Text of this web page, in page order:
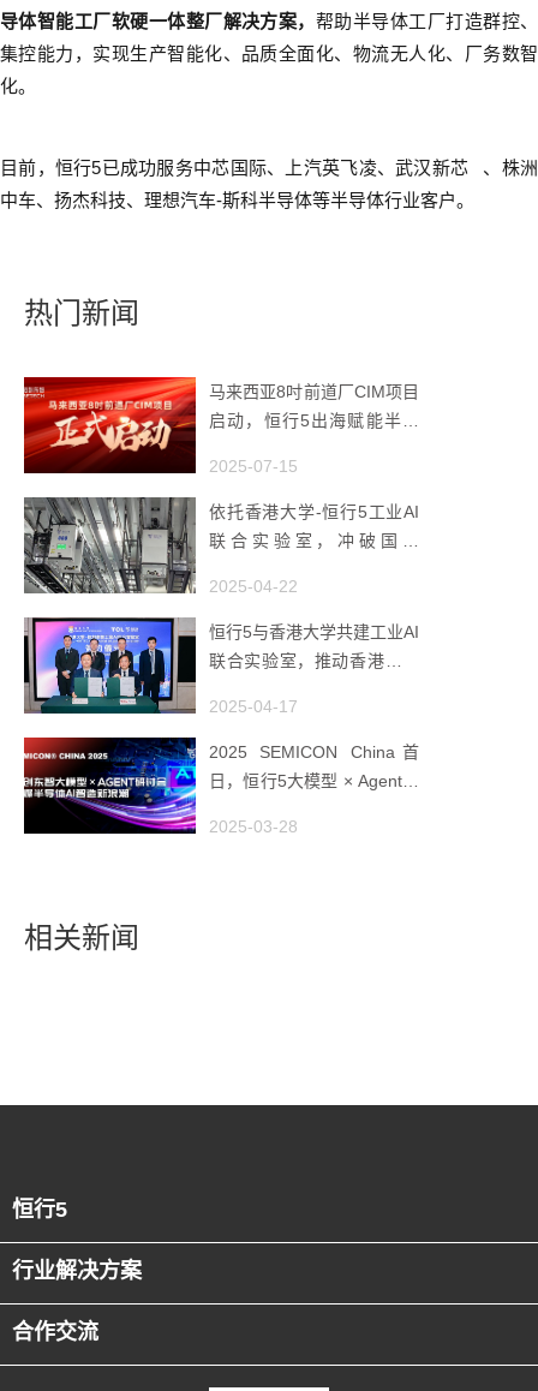
导体智能工厂软硬一体整厂解决方案， 帮助半导体工厂打造群控、
集控能力，实现生产智能化、品质全面化、物流无人化、厂务数智
化。
目前，恒行5已成功服务中芯国际、上汽英飞凌、武汉新芯
、株洲
中车、扬杰科技、理想汽车-斯科半导体等半导体行业客户。
热门新闻
马来西亚8吋前道厂CIM项目
启动，恒行5出海赋能半导
2025-07-15
依托香港大学-恒行5工业AI
联合实验室，冲破国产
2025-04-22
恒行5与香港大学共建工业AI
联合实验室，推动香港成为
2025-04-17
2025 SEMICON China首
日，恒行5大模型 × Agent研
潮
2025-03-28
相关新闻
恒行5
行业解决方案
合作交流